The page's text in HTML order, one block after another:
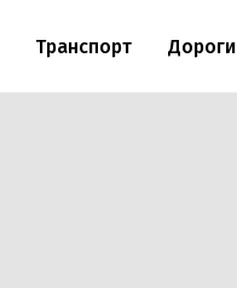
Транспорт Дороги